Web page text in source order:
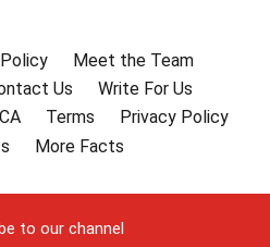
Meet the Team
Us
Write For Us
Terms
Privacy Policy
More Facts
to our channel